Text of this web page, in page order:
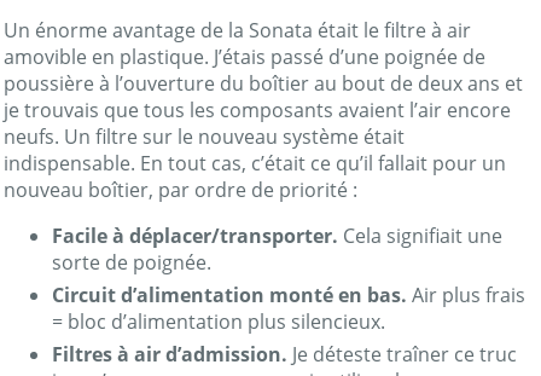
Un énorme avantage de la Sonata était le filtre à air
amovible en plastique. J’étais passé d’une poignée de
poussière à l’ouverture du boîtier au bout de deux ans et
je trouvais que tous les composants avaient l’air encore
neufs. Un filtre sur le nouveau système était
indispensable. En tout cas, c’était ce qu’il fallait pour un
nouveau boîtier, par ordre de priorité :
Facile à déplacer/transporter. Cela signifiait une
sorte de poignée.
Circuit d’alimentation monté en bas. Air plus frais
= bloc d’alimentation plus silencieux.
Filtres à air d’admission. Je déteste traîner ce truc